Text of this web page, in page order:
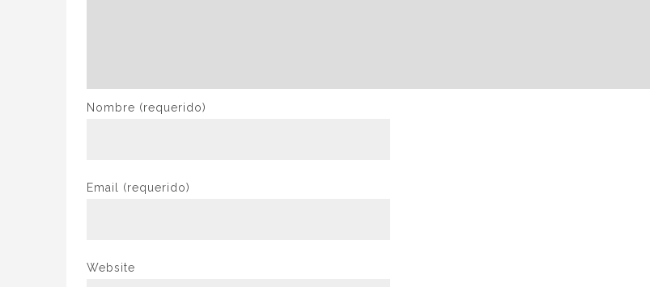
Nombre (requerido)
Email (requerido)
Website